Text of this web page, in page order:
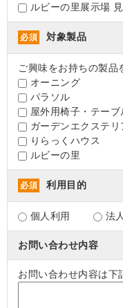
ルビーの里展示場
必須 対象製品
ご興味をお持ちの製
オーニング
パラソル
屋外用椅子・テーブ
ガーデンエクステリ
りらっくハウス
ルビーの里
必須 利用目的
個人利用 法
お問い合わせ内容
お問い合わせ内容は下